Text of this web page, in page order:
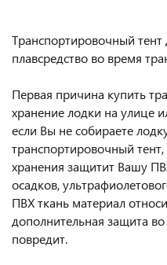
Транспортировочный
плавсредство во время
Первая причина купить
хранение лодки на улице
если Вы не собираете
транспортировочный
хранения защитит Вашу
осадков,
ПВХ ткань материал
дополнительная защита
повредит.